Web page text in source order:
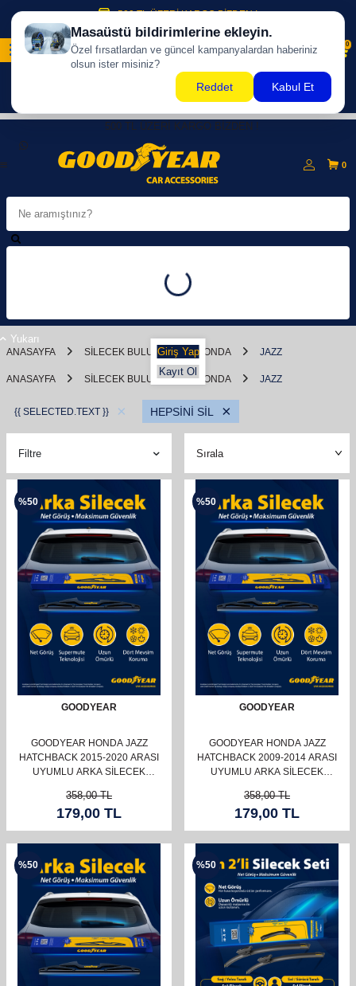
500 TL ÜZERİ KARGO BİZDEN !
0
500 TL ÜZERİ KARGO BİZDEN !
Giriş Yap
Kayıt Ol
0
Yukarı
ANASAYFA SILECEK BULUCU HONDA JAZZ
ANASAYFA SILECEK BULUCU HONDA JAZZ
{{ SELECTED.TEXT }} × HEPSİNİ SİL ×
Filtre
%50
GOODYEAR
GOODYEAR HONDA JAZZ
HATCHBACK 2015-2020 ARASI
UYUMLU ARKA SILECEK
358,00TL
179,00 TL
%50
GOODYEAR
GOODYEAR HONDA JAZZ
HATCHBACK 2009-2014 ARASI
UYUMLU ARKA SILECEK
358,00TL
179,00 TL
%50 %50